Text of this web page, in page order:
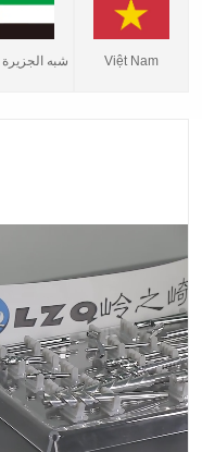
شبه الجزيرة Việt Nam